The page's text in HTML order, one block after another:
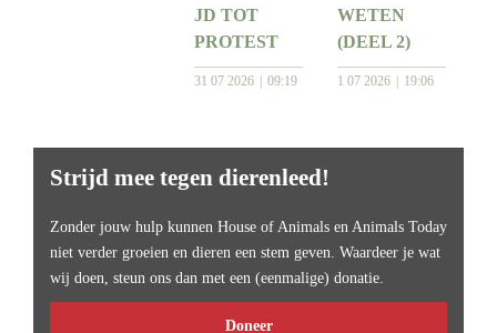
JD TOT
PROTEST
31 07 2026 09:19
WETEN
(DEEL 2)
1 07 2026 19:06
Strijd mee tegen dierenleed!
Zonder jouw hulp kunnen House of Animals en Animals Today
niet verder groeien en dieren een stem geven. Waardeer je wat
wij doen, steun ons dan met een (eenmalige) donatie.
Doneer